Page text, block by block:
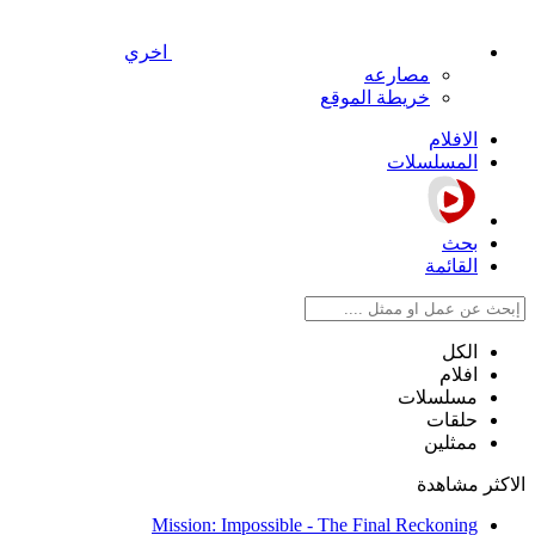
اخري
مصارعه
خريطة الموقع
الافلام
المسلسلات
بحث
القائمة
الكل
افلام
مسلسلات
حلقات
ممثلين
الاكثر مشاهدة
Mission: Impossible - The Final Reckoning